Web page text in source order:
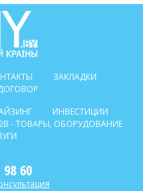
ЗАКЛАДКИ
ИНВЕСТИЦИИ
- ТОВАРЫ, ОБОРУДОВАНИЕ
98 60